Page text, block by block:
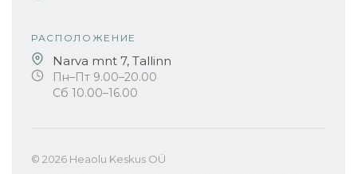
РАСПОЛОЖЕНИЕ
Narva mnt 7, Tallinn
Пн–Пт 9.00–20.00
Сб 10.00–16.00
© 2026 Heaolu Keskus OÜ